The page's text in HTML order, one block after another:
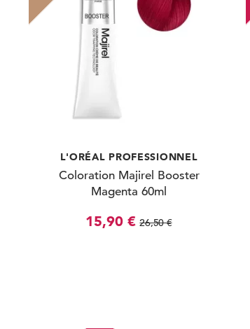
L'ORÉAL PROFESSIONNEL
Coloration Majirel Booster
Magenta 60ml
15,90 € 26,50 €